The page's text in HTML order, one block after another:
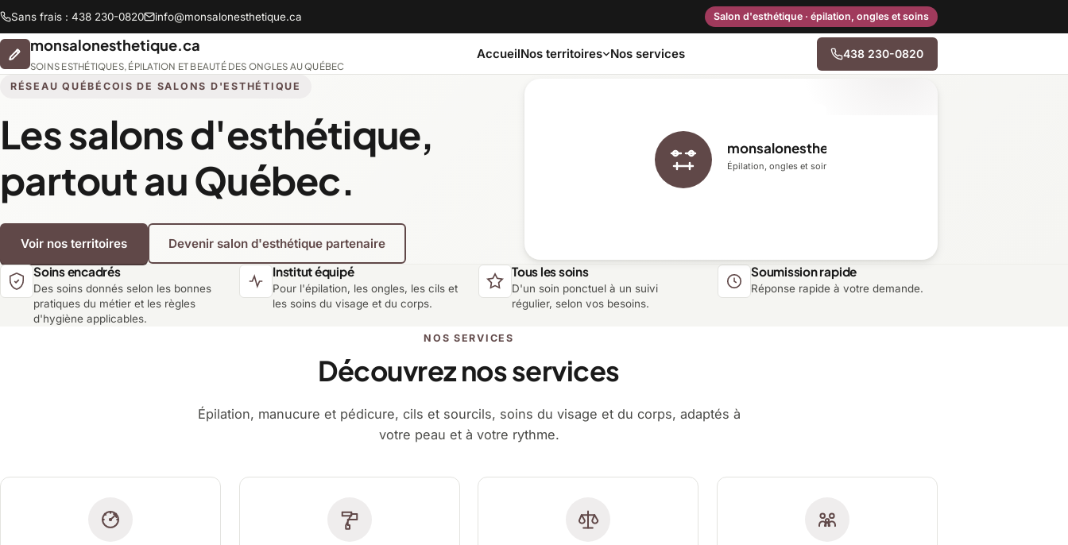
Sans frais : 438 230-0820 info@monsalonesthetique.ca Salon d'esthétique · épilation, ongles et soins
monsalonesthetique.ca
SOINS ESTHÉTIQUES, ÉPILATION ET BEAUTÉ DES ONGLES AU QUÉBEC
AccueilNos territoires
Bas-Saint-Laurent Capitale-Nationale Centre-du-Québec
Lanaudière Laurentides Laval Mauricie
Montérégie Nord-du-Québec
Nos services 438 230-0820
RÉSEAU QUÉBÉCOIS DE SALONS D'ESTHÉTIQUE
Les salons d'esthétique,
partout au Québec.
Voir nos territoires Devenir salon d'esthétique partenaire
monsalonesthetique.ca
Épilation, ongles et soins du visage
Soins encadrés
Des soins donnés selon les bonnes
pratiques du métier et les règles
d'hygiène applicables.
Institut équipé
Pour l'épilation, les ongles, les cils et
les soins du visage et du corps.
Tous les soins
D'un soin ponctuel à un suivi
régulier, selon vos besoins.
Soumission rapide
Réponse rapide à votre demande.
NOS SERVICES
Découvrez nos services
Épilation, manucure et pédicure, cils et sourcils, soins du visage et du corps, adaptés à
votre peau et à votre rythme.